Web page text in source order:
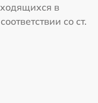
в
со ст.